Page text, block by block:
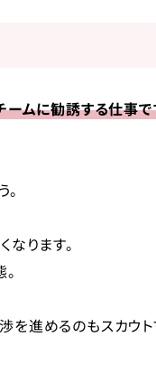
ムに勧誘する仕事で
ります。
進めるのもスカウト